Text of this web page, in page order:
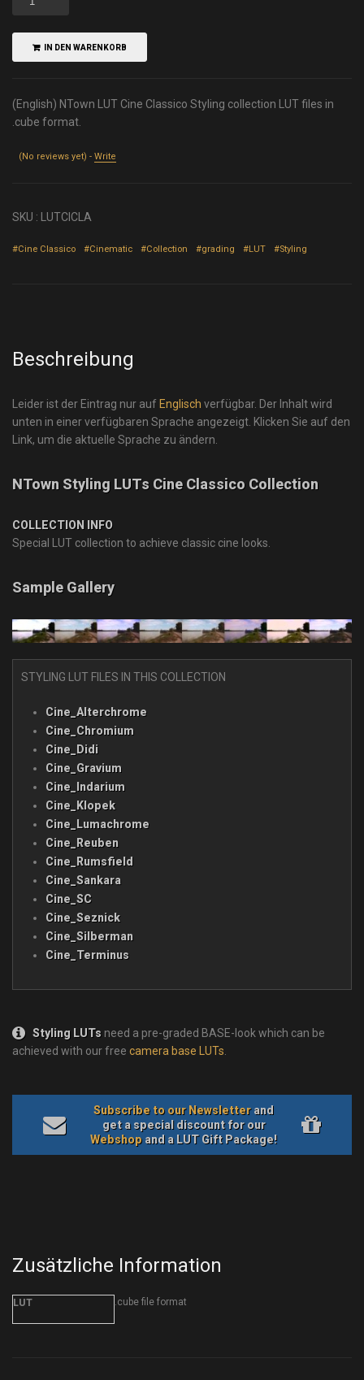
IN DEN WARENKORB
(English) NTown LUT Cine Classico Styling collection LUT files in
.cube format.
(No reviews yet) - Write
SKU : LUTCICLA
#Cine Classico #Cinematic #Collection #grading #LUT #Styling
Beschreibung
Leider ist der Eintrag nur aufEnglisch verfügbar. Der Inhalt wird
unten in einer verfügbaren Sprache angezeigt. Klicken Sie auf den
Link, um die aktuelle Sprache zu ändern.
NTown Styling LUTs Cine Classico Collection
COLLECTION INFO
Special LUT collection to achieve classic cine looks.
Sample Gallery
STYLING LUT FILES IN THIS COLLECTION
Cine_Alterchrome
Cine_Chromium
Cine_Didi
Cine_Gravium
Cine_Indarium
Cine_Klopek
Cine_Lumachrome
Cine_Reuben
Cine_Rumsfield
Cine_Sankara
Cine_SC
Cine_Seznick
Cine_Silberman
Cine_Terminus
Styling LUTs need a pre-graded BASE-look which can be
achieved with our free camera base LUTs
Subscribe to our Newsletterand
get a special discount for our
Webshop and a LUT Gift Package!
Zusätzliche Information
LUT .cube file format